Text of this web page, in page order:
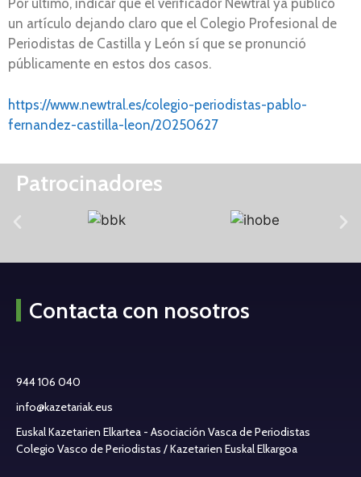
Por último, indicar que el verificador Newtral ya publicó
un artículo dejando claro que el Colegio Profesional de
Periodistas de Castilla y León sí que se pronunció
públicamente en estos dos casos.
https://www.newtral.es/colegio-periodistas-pablo-
fernandez-castilla-leon/20250627
Patrocinadores
Contacta con nosotros
944 106 040
info@kazetariak.eus
Euskal Kazetarien Elkartea - Asociación Vasca de Periodistas
Colegio Vasco de Periodistas / Kazetarien Euskal Elkargoa